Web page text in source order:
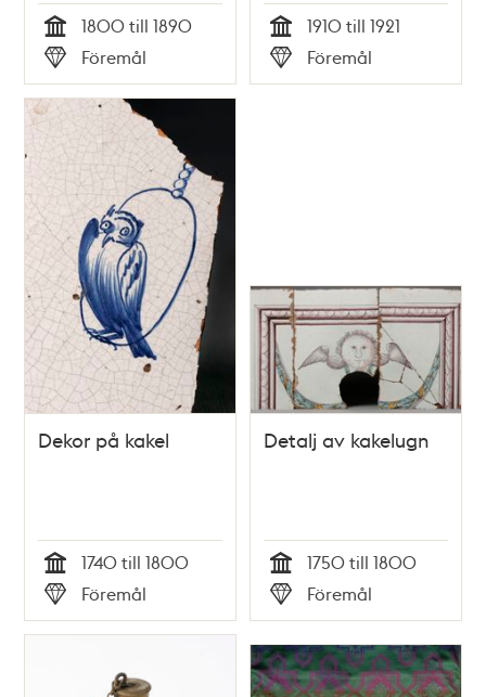
Tid
1800 till 1890
Typ
Föremål Tid
1910 till 1921
Typ
Föremål
Dekor på kakel
Tid
1740 till 1800
Typ
Föremål
Detalj av kakelugn
Tid
1750 till 1800
Typ
Föremål